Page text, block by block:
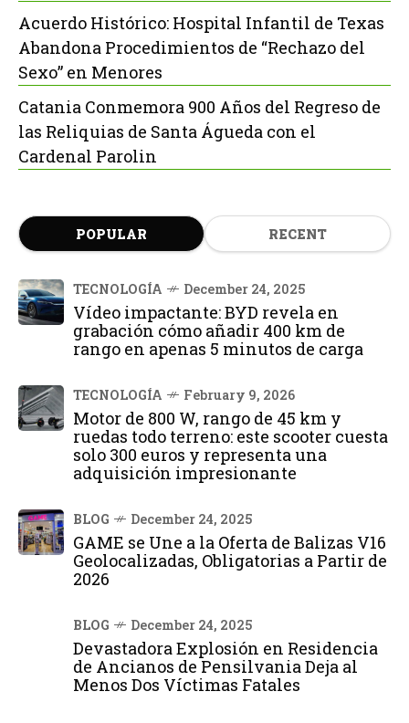
Acuerdo Histórico: Hospital Infantil de Texas
Abandona Procedimientos de “Rechazo del
Sexo” en Menores
Catania Conmemora 900 Años del Regreso de
las Reliquias de Santa Águeda con el
Cardenal Parolin
POPULAR RECENT
TECNOLOGÍA December 24, 2025
Vídeo impactante: BYD revela en
grabación cómo añadir 400 km de
rango en apenas 5 minutos de carga
TECNOLOGÍA February 9, 2026
Motor de 800 W, rango de 45 km y
ruedas todo terreno: este scooter cuesta
solo 300 euros y representa una
adquisición impresionante
BLOG December 24, 2025
GAME se Une a la Oferta de Balizas V16
Geolocalizadas, Obligatorias a Partir de
2026
BLOG December 24, 2025
Devastadora Explosión en Residencia
de Ancianos de Pensilvania Deja al
Menos Dos Víctimas Fatales